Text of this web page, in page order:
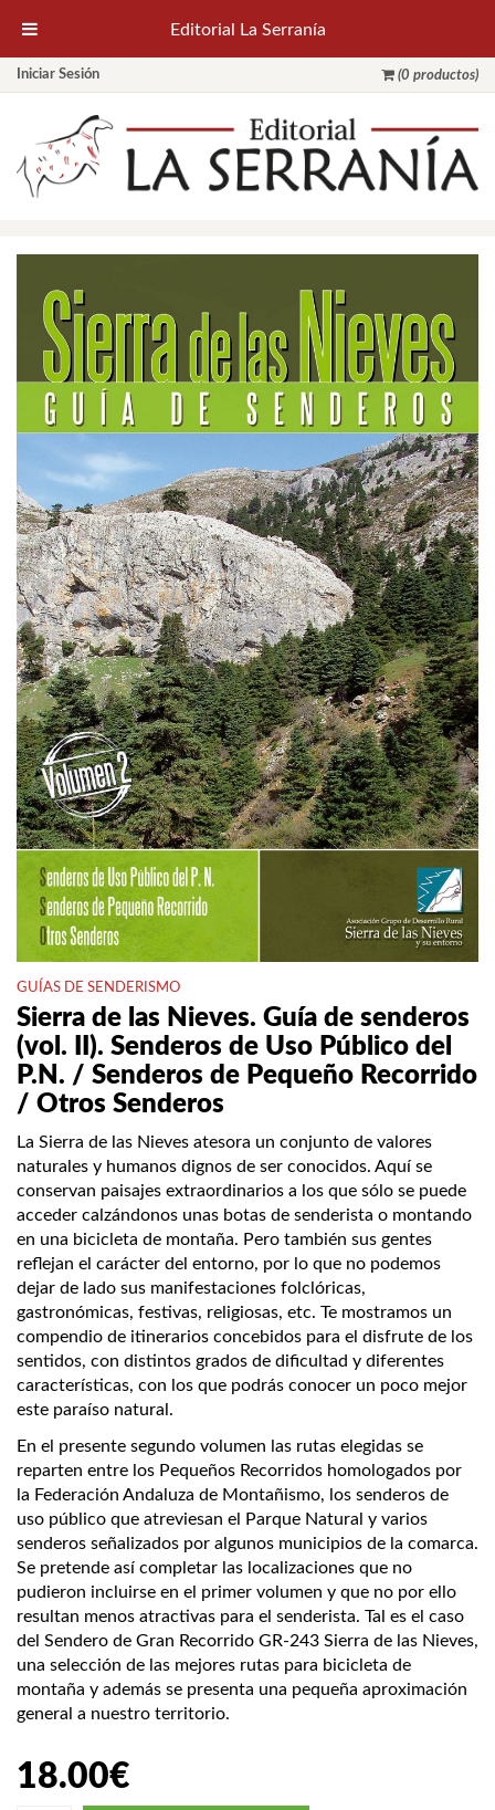
Iniciar Sesión (0 productos)
GUÍAS DE SENDERISMO
Sierra de las Nieves. Guía de senderos
(vol. II). Senderos de Uso Público del
P.N. / Senderos de Pequeño Recorrido
/ Otros Senderos
La Sierra de las Nieves atesora un conjunto de valores
naturales y humanos dignos de ser conocidos. Aquí se
conservan paisajes extraordinarios a los que sólo se puede
acceder calzándonos unas botas de senderista o montando
en una bicicleta de montaña. Pero también sus gentes
reflejan el carácter del entorno, por lo que no podemos
dejar de lado sus manifestaciones folclóricas,
gastronómicas, festivas, religiosas, etc. Te mostramos un
compendio de itinerarios concebidos para el disfrute de los
sentidos, con distintos grados de dificultad y diferentes
características, con los que podrás conocer un poco mejor
este paraíso natural.
En el presente segundo volumen las rutas elegidas se
reparten entre los Pequeños Recorridos homologados por
la Federación Andaluza de Montañismo, los senderos de
uso público que atreviesan el Parque Natural y varios
senderos señalizados por algunos municipios de la comarca.
Se pretende así completar las localizaciones que no
pudieron incluirse en el primer volumen y que no por ello
resultan menos atractivas para el senderista. Tal es el caso
del Sendero de Gran Recorrido GR-243 Sierra de las Nieves,
una selección de las mejores rutas para bicicleta de
montaña y además se presenta una pequeña aproximación
general a nuestro territorio.
18.00€
Editorial La Serranía